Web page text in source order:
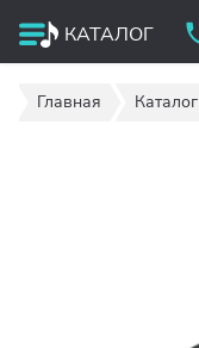
КАТАЛОГ
Главная Каталог